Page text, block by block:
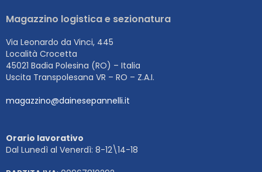
Magazzino logistica e sezionatura
Via Leonardo da Vinci, 445
Località Crocetta
45021 Badia Polesina (RO) – Italia
Uscita Transpolesana VR – RO – Z.A.I.
magazzino@dainesepannelli.it
Orario lavorativo
Dal Lunedì al Venerdì: 8-12\14-18